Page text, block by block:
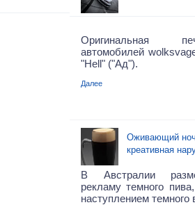
Оригинальная
автомобилей
"Hell" ("Ад").
Далее
Оживающий
креативная
В Австралии
рекламу темного
наступлением темного